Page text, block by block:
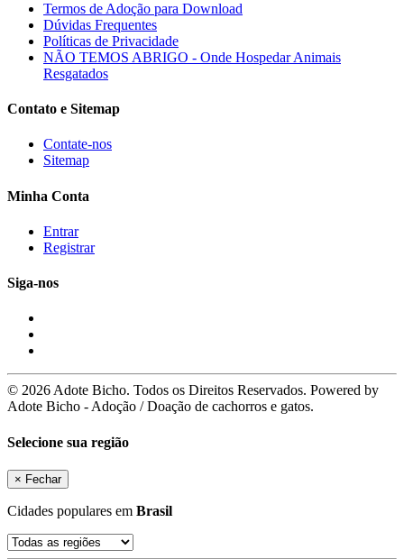
Termos de Adoção para Download
Dúvidas Frequentes
Políticas de Privacidade
NÃO TEMOS ABRIGO - Onde Hospedar Animais
Resgatados
Contato e Sitemap
Contate-nos
Sitemap
Minha Conta
Entrar
Registrar
Siga-nos
© 2026 Adote Bicho. Todos os Direitos Reservados. Powered by
Adote Bicho - Adoção / Doação de cachorros e gatos.
Selecione sua região
× Fechar
Cidades populares em Brasil